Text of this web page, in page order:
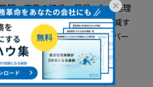
理、家賃の請求・督促・入金処理
処理のミス・ロスを大幅に軽減す
データの堅牢性が高く、サーバー
せん。
ムの関連製品はこちら
×